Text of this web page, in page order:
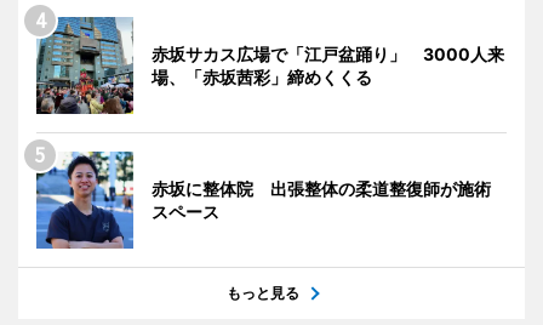
赤坂サカス広場で「江戸盆踊り」 3000人来
場、「赤坂茜彩」締めくくる
赤坂に整体院 出張整体の柔道整復師が施術
スペース
もっと見る